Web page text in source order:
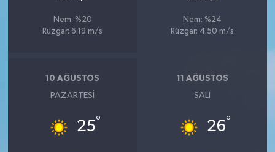
Nem: %20
Rüzgar: 6.19 m/s
Nem: %24
Rüzgar: 4.50 m/s
10 AĞUSTOS
PAZARTESI
25°
11 AĞUSTOS
SALI
26°